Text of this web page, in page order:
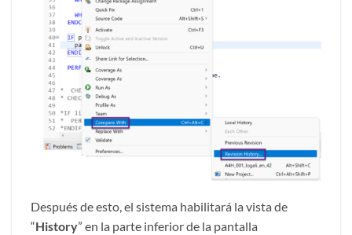
Después de esto, el sistema habilitará la vista de
“History” en la parte inferior de la pantalla